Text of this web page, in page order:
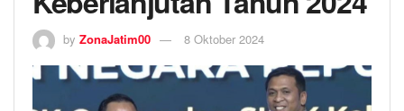
by ZonaJatim00 8 Oktober 2024